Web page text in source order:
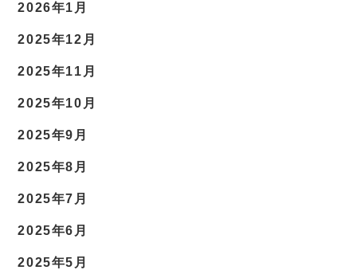
2026年1月
2025年12月
2025年11月
2025年10月
2025年9月
2025年8月
2025年7月
2025年6月
2025年5月